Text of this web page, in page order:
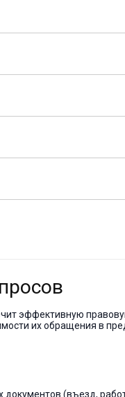
эффективную
их обращения в
(въезд,